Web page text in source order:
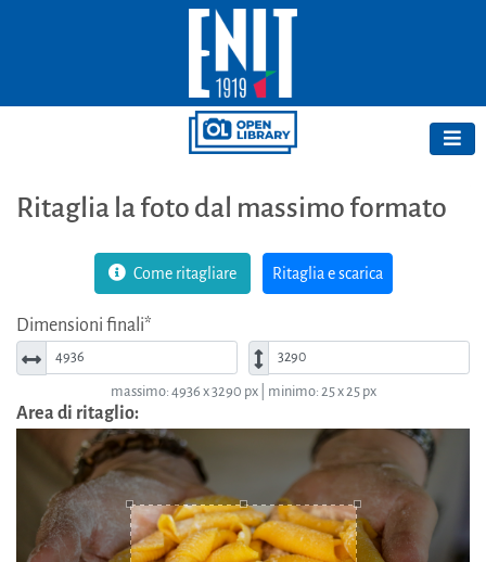
Ritaglia la foto dal massimo formato
Dimensioni finali*
Larghezza*
Altezza*
massimo: 4936 x 3290 px | minimo: 25 x 25 px
Come ritagliare Ritaglia e scarica
Area di ritaglio: